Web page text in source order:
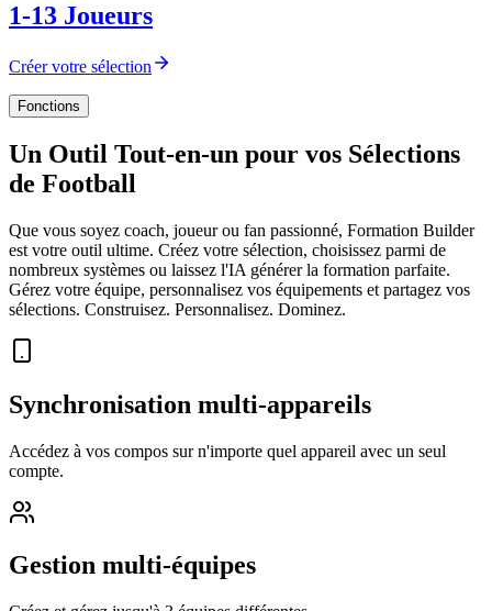
1-13 Joueurs
Créer votre sélection
Fonctions
Un Outil Tout-en-un pour vos Sélections
de Football
Que vous soyez coach, joueur ou fan passionné, Formation Builder
est votre outil ultime. Créez votre sélection, choisissez parmi de
nombreux systèmes ou laissez l'IA générer la formation parfaite.
Gérez votre équipe, personnalisez vos équipements et partagez vos
sélections. Construisez. Personnalisez. Dominez.
Synchronisation multi-appareils
Accédez à vos compos sur n'importe quel appareil avec un seul
compte.
Gestion multi-équipes